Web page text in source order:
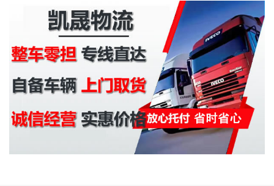
地址：蓬江区江沙物流园珠海地址：香洲区和平物流市场东莞地
址：南城区快马物流园惠州地址：惠城区中粤物流园赣州地址：南
康区赣南大道中部国际物流城南昌地址：南昌小蓝经济开发区传化
物流园福州地址：福州祥涛物流园厦门地址：厦门晋源物流园泉州
地址：泉州西园传化物流园长沙地址：长沙中强联盟物流园武汉地
址：汉阳永兴物流园潍坊地址：潍坊鲲鹏物流园深圳地址：深圳龙
华区新围物流园广州地址：广州白云湖物流园上海地址：上海智家
物流园北京地址：北京顺泰物流园无锡地址：无锡临空物流园合肥
地址：合肥市瑶海区漕冲物流园青岛地址：青岛市市北区南方物流
园宁波地址：宁波市海曙区鄞县大道北东